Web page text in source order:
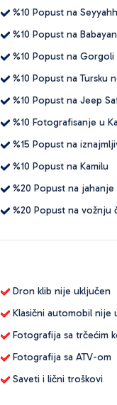
%10 Popust na
%10 Popust na
%10 Popust na
%10 Popust na Tursku
%10 Popust na Jeep
%10 Fotografisanje u
%15 Popust na
%10 Popust na Kamilu
%20 Popust na
%20 Popust na vožnju
Dron klib nije uključen
Klasični automobil nije
Fotografija sa trčećim
Fotografija sa ATV-om
Saveti i lični troškovi